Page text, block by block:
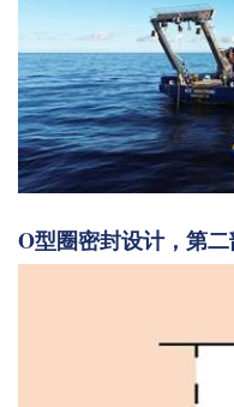
O型圈密封设计，第